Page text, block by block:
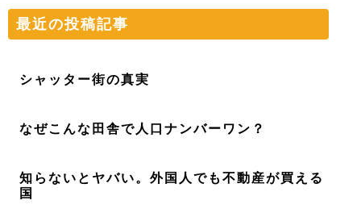
最近の投稿記事
シャッター街の真実
なぜこんな田舎で人口ナンバーワン？
知らないとヤバい。外国人でも不動産が買える
国